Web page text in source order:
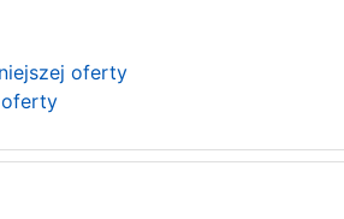
oferty
oferty